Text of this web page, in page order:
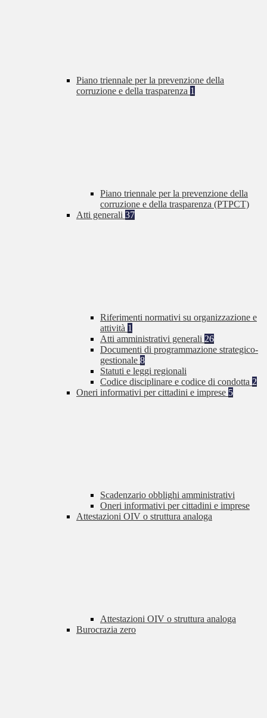
Piano triennale per la prevenzione della
corruzione e della trasparenza 1
Piano triennale per la prevenzione della
corruzione e della trasparenza (PTPCT)
Atti generali 37
Riferimenti normativi su organizzazione e
attività 1
Atti amministrativi generali 26
Documenti di programmazione strategico-
gestionale 8
Statuti e leggi regionali
Codice disciplinare e codice di condotta 2
Oneri informativi per cittadini e imprese 5
Scadenzario obblighi amministrativi
Oneri informativi per cittadini e imprese
Attestazioni OIV o struttura analoga
Attestazioni OIV o struttura analoga
Burocrazia zero